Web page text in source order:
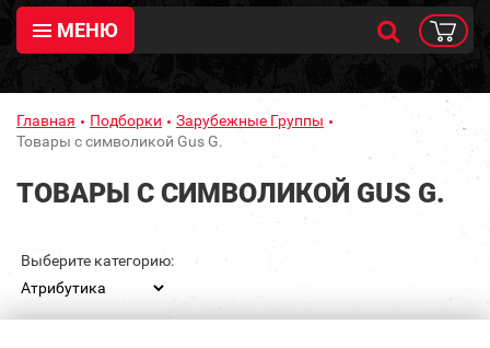
МЕНЮ
Главная Подборки
Зарубежные Группы
Товары с символикой Gus G.
ТОВАРЫ С СИМВОЛИКОЙ GUS G.
Выберите категорию: